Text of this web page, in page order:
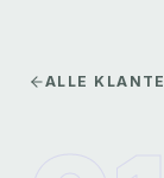
ALLE